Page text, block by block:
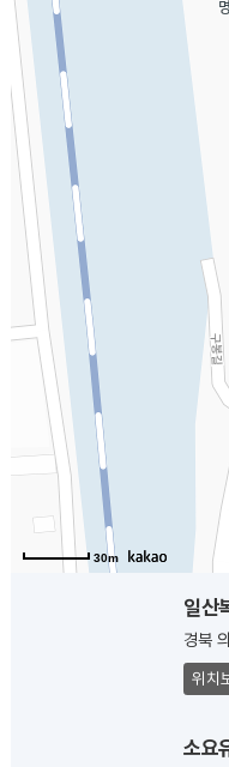
30m
일산
경북
위치
소요